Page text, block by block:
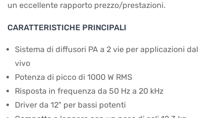
un eccellente rapporto prezzo/prestazioni.
CARATTERISTICHE PRINCIPALI
Sistema di diffusori PA a 2 vie per applicazioni dal
vivo
Potenza di picco di 1000 W RMS
Risposta in frequenza da 50 Hz a 20 kHz
Driver da 12" per bassi potenti